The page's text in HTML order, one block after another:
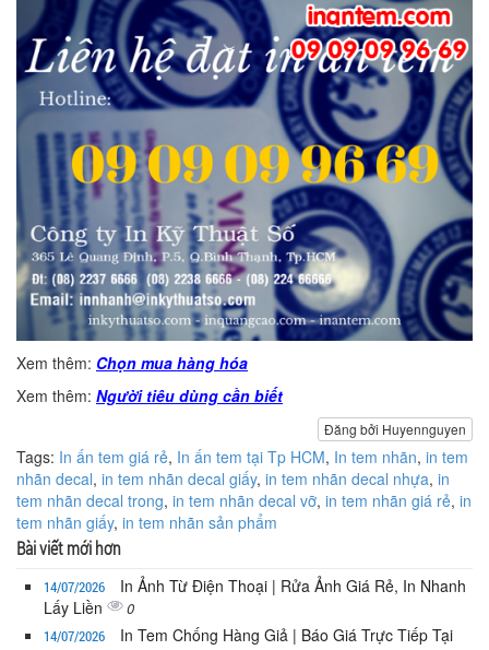
Xem thêm: Chọn mua hàng hóa
Xem thêm: Người tiêu dùng cần biết
Đăng bởi Huyennguyen
Tags: In ấn tem giá rẻ, In ấn tem tại Tp HCM, In tem nhãn, in tem
nhãn decal, in tem nhãn decal giấy, in tem nhãn decal nhựa, in
tem nhãn decal trong, in tem nhãn decal vỡ, in tem nhãn giá rẻ, in
tem nhãn giấy, in tem nhãn sản phẩm
Bài viết mới hơn
14/07/2026
In Ảnh Từ Điện Thoại | Rửa Ảnh Giá Rẻ, In Nhanh
Lấy Liền
0
14/07/2026
In Tem Chống Hàng Giả | Báo Giá Trực Tiếp Tại